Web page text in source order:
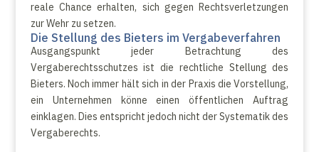
reale Chance erhalten, sich gegen Rechtsverletzungen
zur Wehr zu setzen.
Die Stellung des Bieters im Vergabeverfahren
Ausgangspunkt jeder Betrachtung des
Vergaberechtsschutzes ist die rechtliche Stellung des
Bieters. Noch immer hält sich in der Praxis die Vorstellung,
ein Unternehmen könne einen öffentlichen Auftrag
einklagen. Dies entspricht jedoch nicht der Systematik des
Vergaberechts.